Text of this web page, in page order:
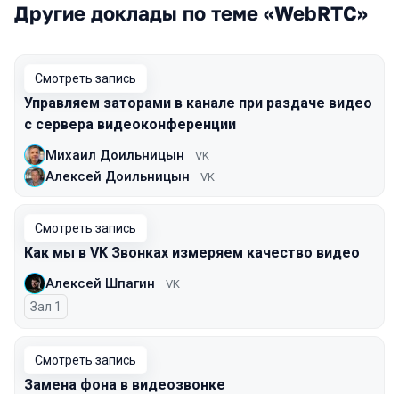
Другие доклады по теме «WebRTC»
Смотреть запись
Управляем заторами в канале при раздаче видео
с сервера видеоконференции
Михаил Доильницын VK
Алексей Доильницын VK
Смотреть запись
Как мы в VK Звонках измеряем качество видео
Алексей Шпагин VK
Зал 1
Смотреть запись
Замена фона в видеозвонке